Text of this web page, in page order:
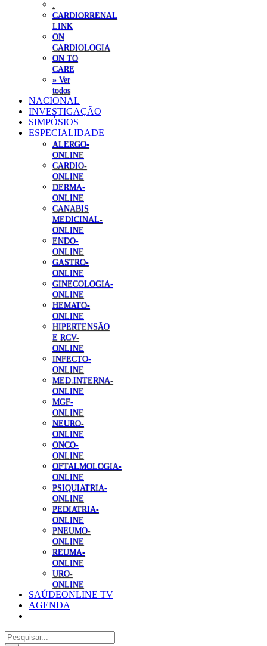
CARDIORRENAL
LINK
ON
CARDIOLOGIA
ON TO
CARE
» Ver
todos
NACIONAL
INVESTIGAÇÃO
SIMPÓSIOS
ESPECIALIDADE
ALERGO-
ONLINE
CARDIO-
ONLINE
DERMA-
ONLINE
CANABIS
MEDICINAL-
ONLINE
ENDO-
ONLINE
GASTRO-
ONLINE
GINECOLOGIA-
ONLINE
HEMATO-
ONLINE
HIPERTENSÃO
E RCV-
ONLINE
INFECTO-
ONLINE
MED.INTERNA-
ONLINE
MGF-
ONLINE
NEURO-
ONLINE
ONCO-
ONLINE
OFTALMOLOGIA-
ONLINE
PSIQUIATRIA-
ONLINE
PEDIATRIA-
ONLINE
PNEUMO-
ONLINE
REUMA-
ONLINE
URO-
ONLINE
SAÚDEONLINE TV
AGENDA
Pesquisar